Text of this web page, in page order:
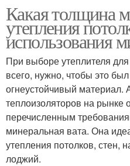
Какая толщина
утепления
использования
При выборе утеплителя
всего, нужно, чтобы это
огнеустойчивый материал.
теплоизоляторов на рынке
перечисленным
минеральная вата. Она
утепления потолков, стен,
лоджий.